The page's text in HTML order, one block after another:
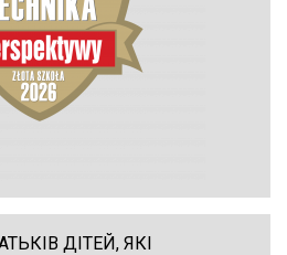
ДІТЕЙ, ЯКІ